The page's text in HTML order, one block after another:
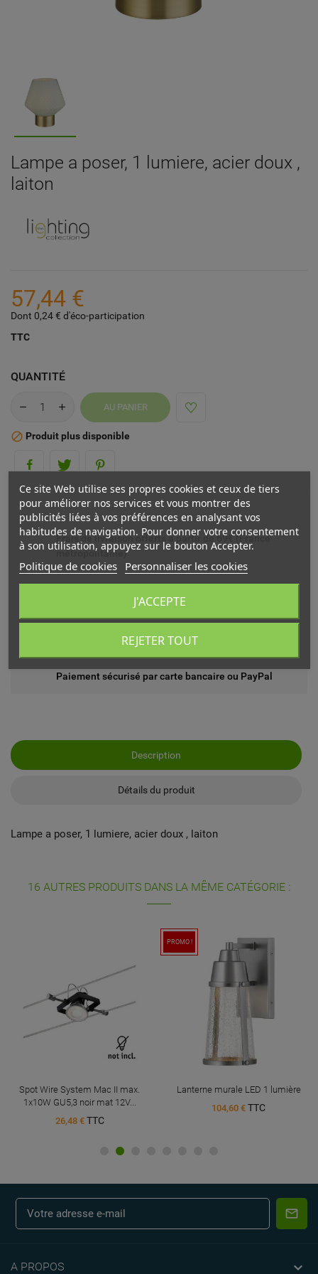
Lampe a poser, 1 lumiere, acier doux ,
laiton
57,44 €
Dont 0,24 € d'éco-participation
TTC
QUANTITÉ
AU PANIER
 Produit plus disponible
Frais de livraison offerts à partir de 69€ (France
métropolitaine)
Echange ou remboursement possible sous 14 jours
Paiement sécurisé par carte bancaire ou PayPal
Description
Détails du produit
Lampe a poser, 1 lumiere, acier doux , laiton
16 AUTRES PRODUITS DANS LA MÊME CATÉGORIE :
Spot Wire System Mac II max.
1x10W GU5,3 noir mat 12V...
26,48 € TTC
PROMO !
Lanterne murale LED 1 lumière
104,60 € TTC
A PROPOS 
Ce site Web utilise ses propres cookies et ceux de tiers
pour améliorer nos services et vous montrer des
publicités liées à vos préférences en analysant vos
habitudes de navigation. Pour donner votre consentement
à son utilisation, appuyez sur le bouton Accepter.
Politique de cookies Personnaliser les cookies
REJETER TOUT
J'ACCEPTE